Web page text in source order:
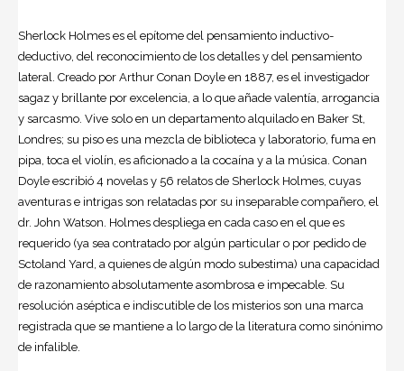
Sherlock Holmes es el epítome del pensamiento inductivo-
deductivo, del reconocimiento de los detalles y del pensamiento
lateral. Creado por Arthur Conan Doyle en 1887, es el investigador
sagaz y brillante por excelencia, a lo que añade valentía, arrogancia
y sarcasmo. Vive solo en un departamento alquilado en Baker St,
Londres; su piso es una mezcla de biblioteca y laboratorio, fuma en
pipa, toca el violín, es aficionado a la cocaína y a la música. Conan
Doyle escribió 4 novelas y 56 relatos de Sherlock Holmes, cuyas
aventuras e intrigas son relatadas por su inseparable compañero, el
dr. John Watson. Holmes despliega en cada caso en el que es
requerido (ya sea contratado por algún particular o por pedido de
Sctoland Yard, a quienes de algún modo subestima) una capacidad
de razonamiento absolutamente asombrosa e impecable. Su
resolución aséptica e indiscutible de los misterios son una marca
registrada que se mantiene a lo largo de la literatura como sinónimo
de infalible.